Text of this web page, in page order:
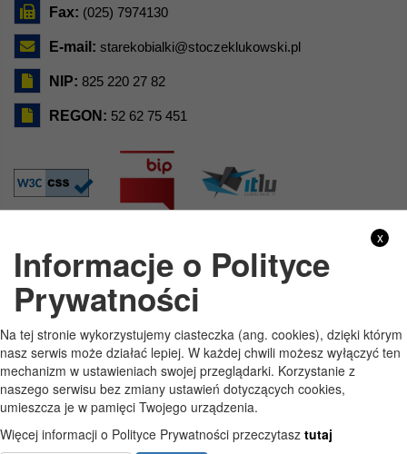
Fax: (025) 7974130
E-mail: starekobialki@stoczeklukowski.pl
NIP: 825 220 27 82
REGON: 52 62 75 451
GODZINY PRACY
Pon 7:30 - 15:30
Wt 7:30 - 15:30
Śr 7:30 - 15:30
x
Informacje o Polityce
Prywatności
Na tej stronie wykorzystujemy ciasteczka (ang. cookies), dzięki którym
nasz serwis może działać lepiej. W każdej chwili możesz wyłączyć ten
mechanizm w ustawieniach swojej przeglądarki. Korzystanie z
naszego serwisu bez zmiany ustawień dotyczących cookies,
umieszcza je w pamięci Twojego urządzenia.
Więcej informacji o Polityce Prywatności przeczytasz tutaj